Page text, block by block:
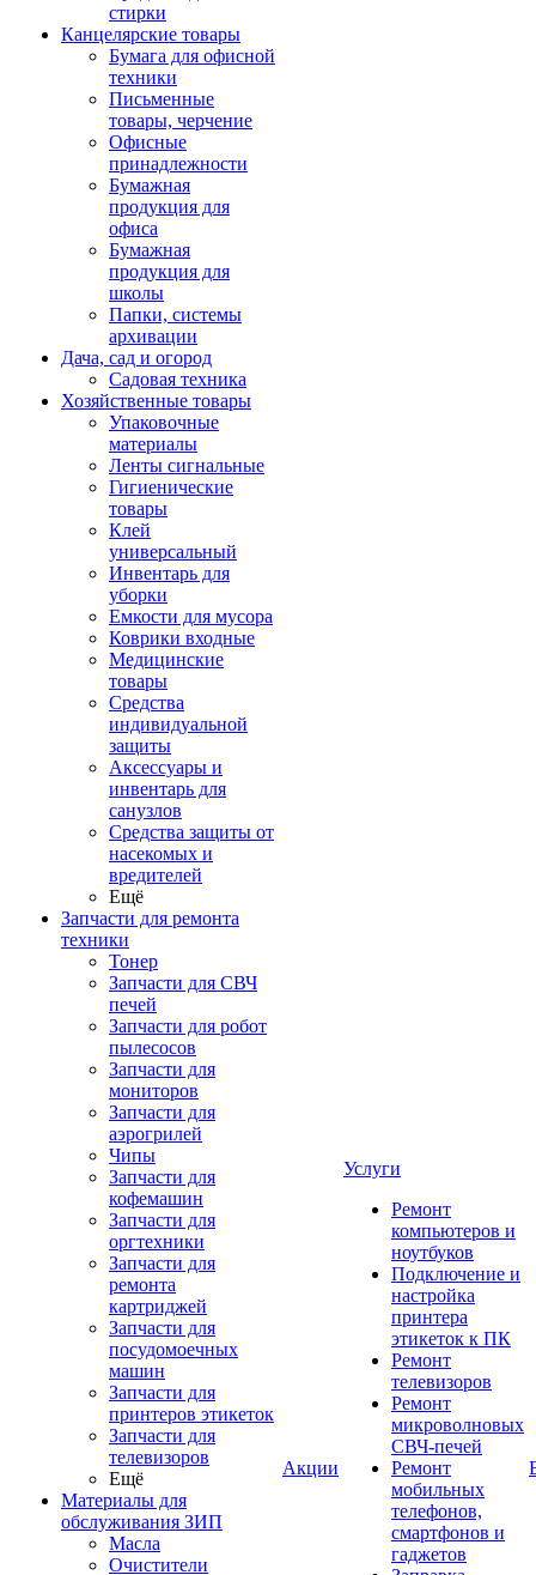
стирки
Канцелярские товары
Бумага для офисной
техники
Письменные
товары, черчение
Офисные
принадлежности
Бумажная
продукция для
офиса
Бумажная
продукция для
школы
Папки, системы
архивации
Дача, сад и огород
Садовая техника
Хозяйственные товары
Упаковочные
материалы
Ленты сигнальные
Гигиенические
товары
Клей
универсальный
Инвентарь для
уборки
Емкости для мусора
Коврики входные
Медицинские
товары
Средства
индивидуальной
защиты
Аксессуары и
инвентарь для
санузлов
Средства защиты от
насекомых и
вредителей
Ещё
Запчасти для ремонта
техники
Тонер
Запчасти для СВЧ
печей
Запчасти для робот
пылесосов
Запчасти для
мониторов
Запчасти для
аэрогрилей
Чипы
Запчасти для
кофемашин
Запчасти для
оргтехники
Запчасти для
ремонта
картриджей
Запчасти для
посудомоечных
машин
Запчасти для
принтеров этикеток
Запчасти для
телевизоров
Ещё
Материалы для
обслуживания ЗИП
Масла
Очистители
Акции
Услуги
Ремонт
компьютеров и
ноутбуков
Подключение и
настройка
принтера
этикеток к ПК
Ремонт
телевизоров
Ремонт
микроволновых
СВЧ-печей
Ремонт
мобильных
телефонов,
смартфонов и
гаджетов